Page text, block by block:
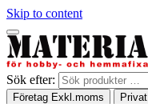
Skip to content
Sök efter:
Företag Exkl.moms Privat